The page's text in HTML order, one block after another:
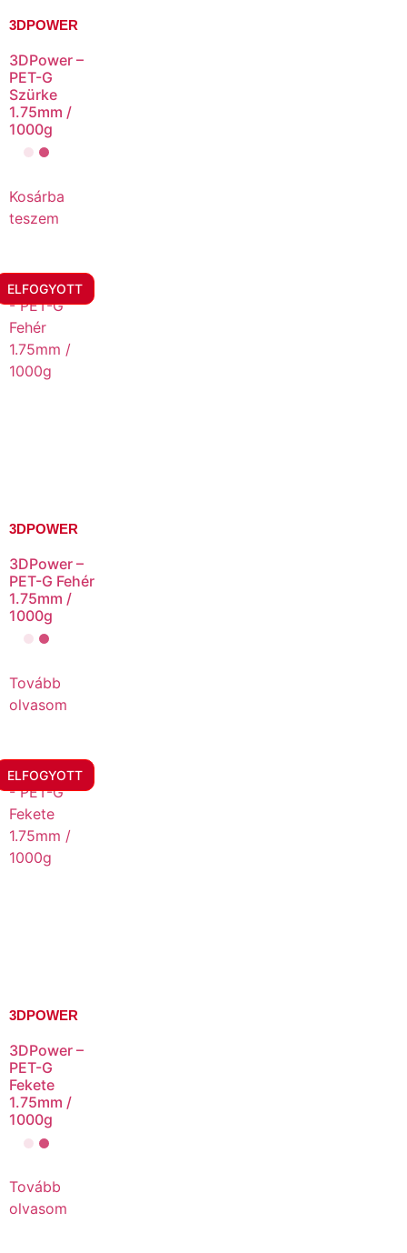
3DPOWER
3DPower –
PET-G
Szürke
1.75mm /
1000g
Kosárba
teszem
3DPOWER
3DPower –
PET-G Fehér
1.75mm /
1000g
ELFOGYOTT
Tovább
olvasom
3DPOWER
3DPower –
PET-G
Fekete
1.75mm /
1000g
ELFOGYOTT
Tovább
olvasom